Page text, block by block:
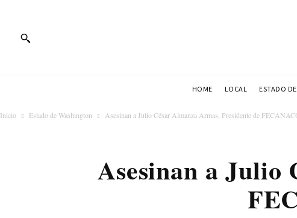
HOME LOCAL ESTADO
Inicio Estado de Washington Asesinan a Julio César Almanza Armas, Presidente de
Asesinan a Julio